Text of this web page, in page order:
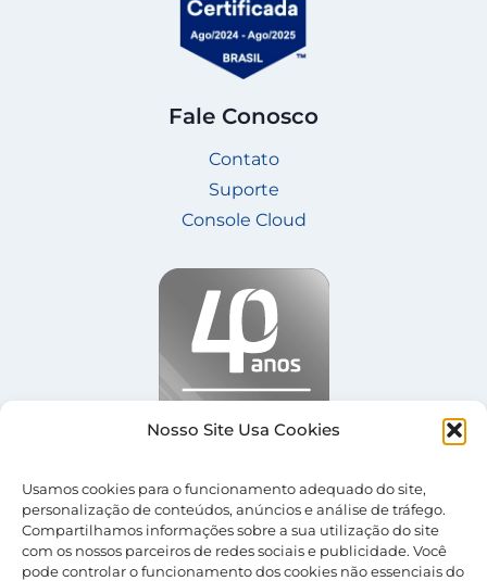
Nosso Site Usa Cookies
Usamos cookies para o funcionamento adequado do site,
personalização de conteúdos, anúncios e análise de tráfego.
Compartilhamos informações sobre a sua utilização do site
com os nossos parceiros de redes sociais e publicidade. Você
pode controlar o funcionamento dos cookies não essenciais do
Fale Conosco
Contato
Suporte
Console Cloud